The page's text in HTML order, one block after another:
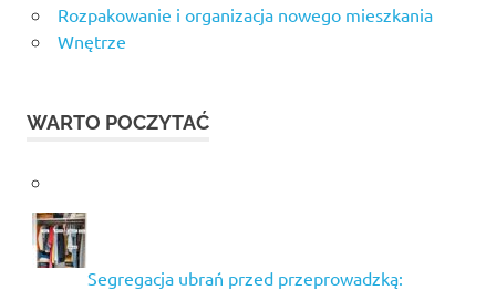
Rozpakowanie i organizacja nowego mieszkania
Wnętrze
WARTO POCZYTAĆ
Segregacja ubrań przed przeprowadzką: